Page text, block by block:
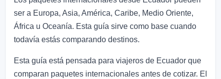
ser a Europa, Asia, América, Caribe, Medio Oriente,
África u Oceanía. Esta guía sirve como base cuando
todavía estás comparando destinos.
Esta guía está pensada para viajeros de Ecuador que
comparan paquetes internacionales antes de cotizar. El